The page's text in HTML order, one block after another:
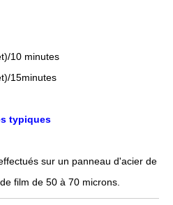
10 minutes
15minutes
typiques
sur un panneau d'acier de
film de 50 à 70 microns.